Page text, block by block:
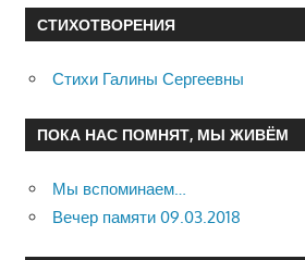
СТИХОТВОРЕНИЯ
Стихи Галины Сергеевны
ПОКА НАС ПОМНЯТ, МЫ ЖИВЁМ
Мы вспоминаем…
Вечер памяти 09.03.2018